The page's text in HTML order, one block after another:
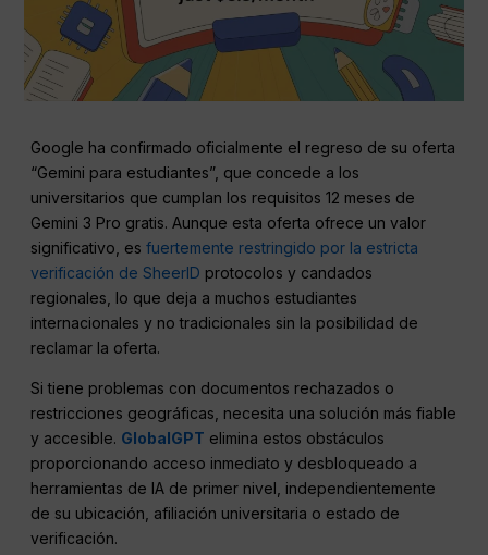
Google ha confirmado oficialmente el regreso de su oferta
“Gemini para estudiantes”, que concede a los
universitarios que cumplan los requisitos 12 meses de
Gemini 3 Pro gratis. Aunque esta oferta ofrece un valor
significativo, esfuertemente restringido por la estricta
verificación de SheerID protocolos y candados
regionales, lo que deja a muchos estudiantes
internacionales y no tradicionales sin la posibilidad de
reclamar la oferta.
Si tiene problemas con documentos rechazados o
restricciones geográficas, necesita una solución más fiable
y accesible. GlobalGPT elimina estos obstáculos
proporcionando acceso inmediato y desbloqueado a
herramientas de IA de primer nivel, independientemente
de su ubicación, afiliación universitaria o estado de
verificación.